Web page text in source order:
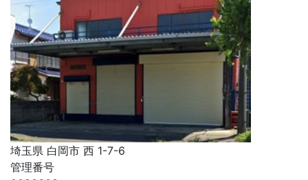
埼玉県 白岡市 西 1-7-6
管理番号